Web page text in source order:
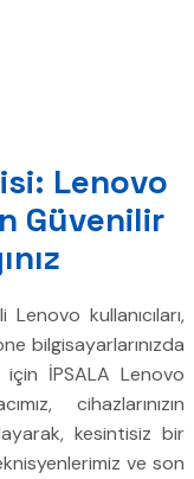
Lenovo
Güvenilir
kullanıcıları,
bilgisayarlarınızda
için İPSALA Lenovo
cihazlarınızın
kesintisiz bir
ve son